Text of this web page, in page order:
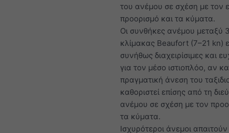
του ανέμου σε σχέση με τον
προορισμό και τα κύματα.
Οι συνθήκες ανέμου μεταξύ
κλίμακας Beaufort (7–21 kn)
συνήθως διαχειρίσιμες και
για τον μέσο ιστιοπλόο, αν
πραγματική άνεση του
καθοριστεί επίσης από τη
ανέμου σε σχέση με τον
τα κύματα.
Ισχυρότεροι άνεμοι απαιτούν